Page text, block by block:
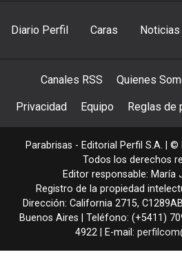
Diario Perfil Caras Noticias
Canales RSS Quienes
Privacidad Equipo Reglas de
Parabrisas - Editorial Perfil S.A. | ©
Todos los derechos
Editor responsable: María
Registro de la propiedad
Dirección: California 2715, C1289ABI
Buenos Aires | Teléfono: (+5411)
4922 | E-mail: